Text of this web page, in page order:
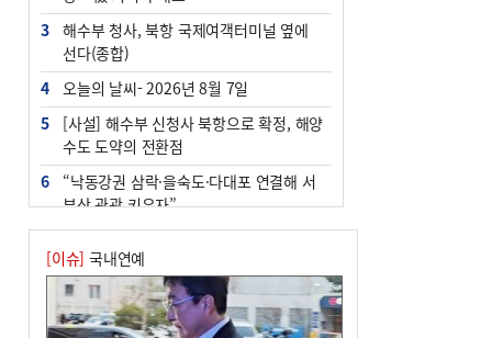
3
해수부 청사, 북항 국제여객터미널 옆에
선다(종합)
4
오늘의 날씨- 2026년 8월 7일
5
[사설] 해수부 신청사 북항으로 확정, 해양
수도 도약의 전환점
6
“낙동강권 삼락·을숙도·다대포 연결해 서
부산 관광 키우자”
풀 꺾일 듯
피란마을 67년 역사인데…전교생 24명 아
미초 통폐합 기로
[이슈] 국내연예